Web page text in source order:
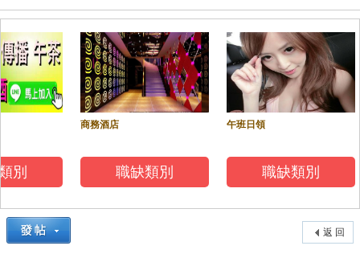
別
商務酒店
職缺類別
午班日領
職缺類別
返 回